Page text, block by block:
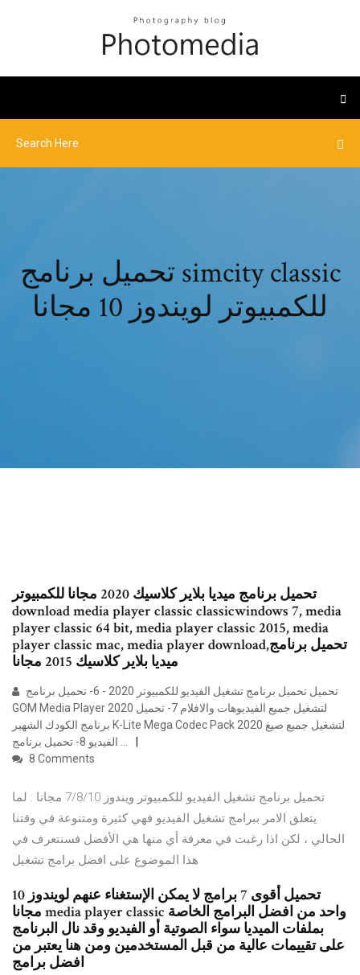
تحميل برنامج simcity classic
للكمبيوتر لويندوز 10 مجانا
تحميل برنامج ميديا بلاير كلاسيك 2020 مجانا للكمبيوتر
download media player classic classicwindows 7, media
player classic 64 bit, media player classic 2015, media
player classic mac, media player download,تحميل برنامج
ميديا بلاير كلاسيك 2015 مجانا
GOM Media Player 2020 لتشغيل جميع الفيديوهات والافلام 7- تحميل
برنامج الكودك الشهير K-Lite Mega Codec Pack 2020 لتشغيل جميع صيغ
الفيديو 8- تحميل برنامج …
8 Comments
تحميل برنامج تشغيل الفيديو للكمبيوتر ويندوز 7/8/10 مجانا : لما
يتعلق الامر ببرامج تشغيل الفيديو فهي كثيرة ومتنوعة في وقتنا
الحالي ، لكن اذا رغبت في معرفة أي منها هي الأفضل فسنتعرف في
هذا الموضوع على افضل برامج تشغيل
تحميل أقوى 7 برامج لا يمكن الإستغناء عنهم لويندوز 10
مجانا media player classic واحد من افضل البرامج الخاصة
بملفات الميديا سواء الصوتية أو الفيديو وقد نال البرنامج
على تقييمات عالية من قبل المستخدمين ومن هنا يعتبر من
افضل برامج